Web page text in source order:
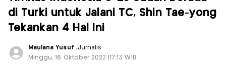
di Turki untuk Jalani TC, Shin Tae-yong
Tekankan 4 Hal Ini
Maulana Yusuf ,Jurnalis
Minggu, 16 Oktober 2022 |17:13 WIB